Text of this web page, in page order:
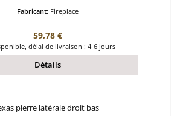
Fabricant: Fireplace
Prix régulier :
59,78 €
délai de livraison : 4-6 jours
Détails